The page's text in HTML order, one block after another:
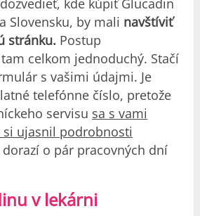
kde kúpiť Glucadin
Slovensku, by mali navštíviť
stránku. Postup
celkom jednoduchý. Stačí
s vašimi údajmi. Je
telefónne číslo, pretože
servisu sa s vami
si ujasnil podrobnosti
dorazí o pár pracovných dní
v lekárni